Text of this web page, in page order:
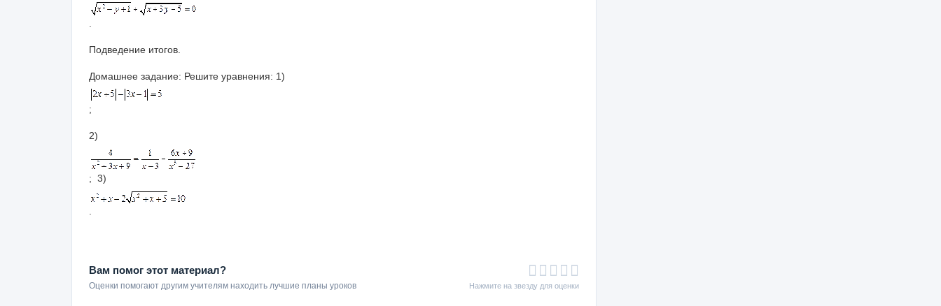
Подведение итогов.
Домашнее задание: Решите уравнения: 1)
;
2)
; 3)
Вам помог этот материал?
Оценки помогают другим учителям находить лучшие планы уроков Нажмите на звезду для оценки